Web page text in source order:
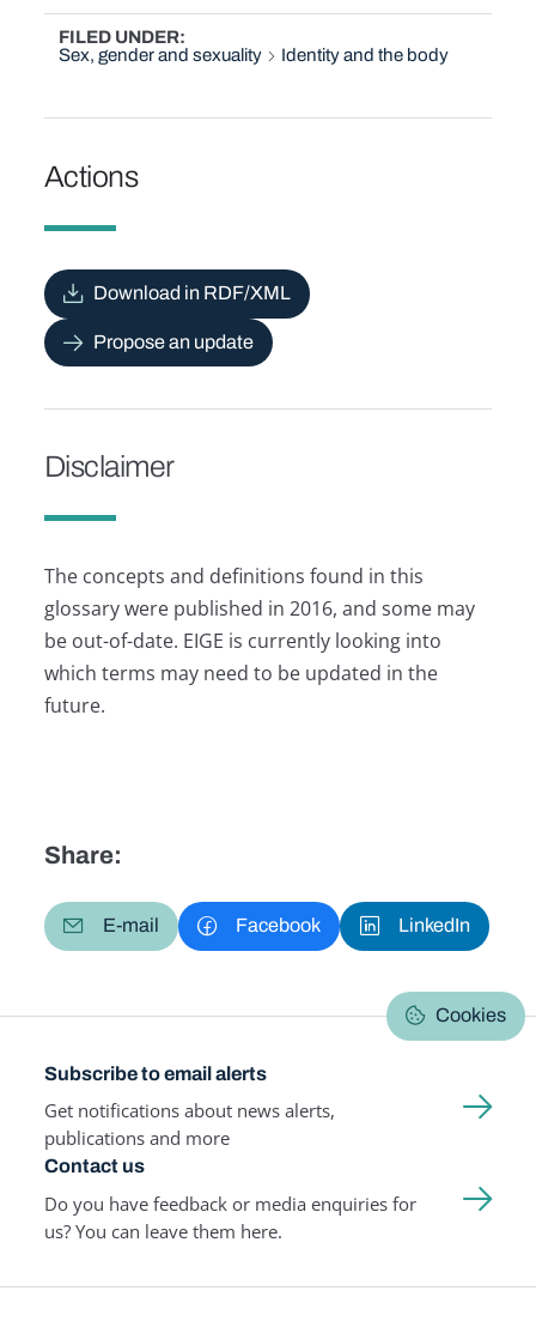
FILED UNDER
Sex, gender and sexuality
Identity and the body
Actions
Download in RDF/XML
Propose an update
Disclaimer
The concepts and definitions found in this
glossary were published in 2016, and some may
be out-of-date. EIGE is currently looking into
which terms may need to be updated in the
future.
Share:
E-mail Facebook LinkedIn
Cookies
Subscribe to email alerts
Get notifications about news alerts,
publications and more
Contact us
Do you have feedback or media enquiries for
us? You can leave them here.